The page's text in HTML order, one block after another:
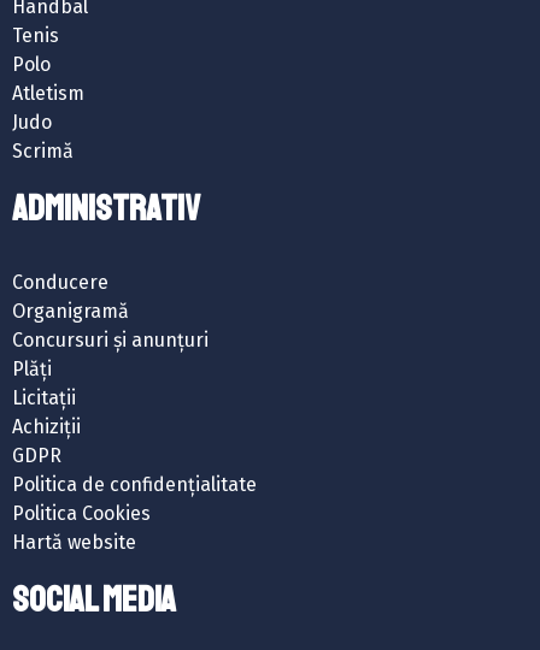
Handbal
Tenis
Polo
Atletism
Judo
Scrimă
ADMINISTRATIV
Conducere
Organigramă
Concursuri și anunțuri
Plăți
Licitații
Achiziții
GDPR
Politica de confidențialitate
Politica Cookies
Hartă website
SOCIAL MEDIA